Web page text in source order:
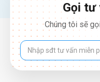
Gọi tư
Chúng tôi sẽ